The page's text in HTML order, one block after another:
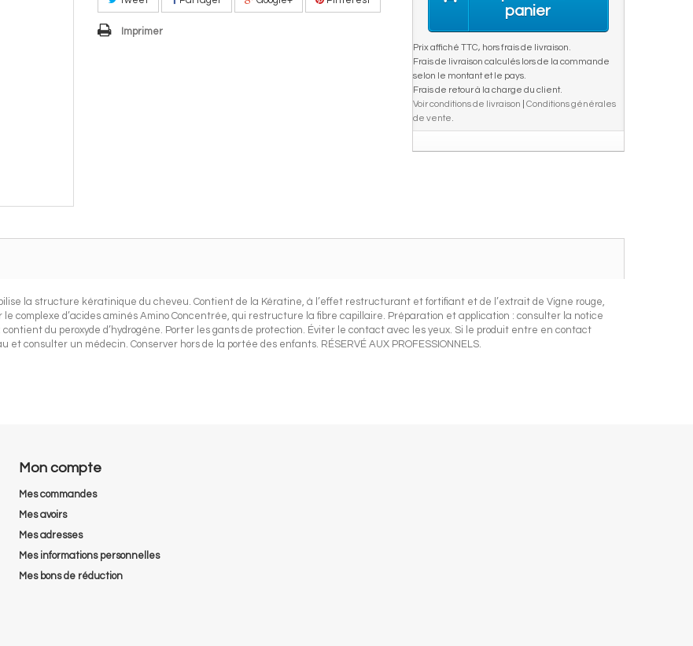
Imprimer
panier
Prix affiché TTC, hors frais de livraison.
Frais de livraison calculés lors de la commande
selon le montant et le pays.
Frais de retour à la charge du client.
Voir conditions de livraison
Conditions générales
de vente
la structure kératinique du cheveu. Contient de la Kératine, à l’effet restructurant et fortifiant et de l’extrait de Vigne rouge,
complexe d’acides aminés Amino Concentrée, qui restructure la fibre capillaire. Préparation et application : consulter la notice
du peroxyde d’hydrogène. Porter les gants de protection. Éviter le contact avec les yeux. Si le produit entre en contact
consulter un médecin. Conserver hors de la portée des enfants. RÉSERVÉ AUX PROFESSIONNELS.
Mon compte
Mes commandes
Mes avoirs
Mes adresses
Mes informations personnelles
Mes bons de réduction